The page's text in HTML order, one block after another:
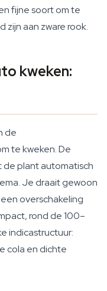
fijne soort om te
aan zware rook.
kweken:
de
te kweken. De
plant automatisch
Je draait gewoon
overschakeling
rond de 100–
indicastructuur:
cola en dichte